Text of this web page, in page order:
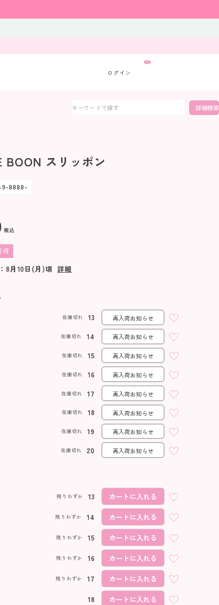
0
詳細検索
BOON スリッポン
8888-
税込
得
8月10日(月)頃 詳細
13
在庫切れ 再入荷お知らせ
14
在庫切れ 再入荷お知らせ
15
在庫切れ 再入荷お知らせ
16
在庫切れ 再入荷お知らせ
17
在庫切れ 再入荷お知らせ
18
在庫切れ 再入荷お知らせ
19
在庫切れ 再入荷お知らせ
20
在庫切れ 再入荷お知らせ
13
残りわずか カートに入れる
14
残りわずか カートに入れる
15
残りわずか カートに入れる
16
残りわずか カートに入れる
17
残りわずか カートに入れる
18 カートに入れる